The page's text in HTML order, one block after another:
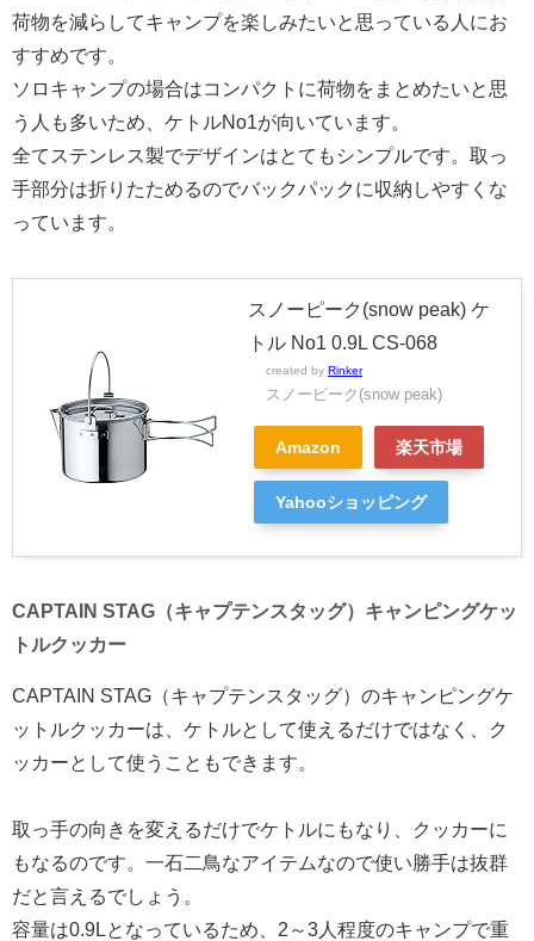
荷物を減らしてキャンプを楽しみたいと思っている人にお
すすめです。
ソロキャンプの場合はコンパクトに荷物をまとめたいと思
う人も多いため、ケトルNo1が向いています。
全てステンレス製でデザインはとてもシンプルです。取っ
手部分は折りたためるのでバックパックに収納しやすくな
っています。
スノーピーク(snow peak) ケ
トル No1 0.9L CS-068
created by Rinker
スノーピーク(snow peak)
Amazon 楽天市場
Yahooショッピング
CAPTAIN STAG（キャプテンスタッグ）キャンピングケッ
トルクッカー
CAPTAIN STAG（キャプテンスタッグ）のキャンピングケ
ットルクッカーは、ケトルとして使えるだけではなく、ク
ッカーとして使うこともできます。
取っ手の向きを変えるだけでケトルにもなり、クッカーに
もなるのです。一石二鳥なアイテムなので使い勝手は抜群
だと言えるでしょう。
容量は0.9Lとなっているため、2～3人程度のキャンプで重